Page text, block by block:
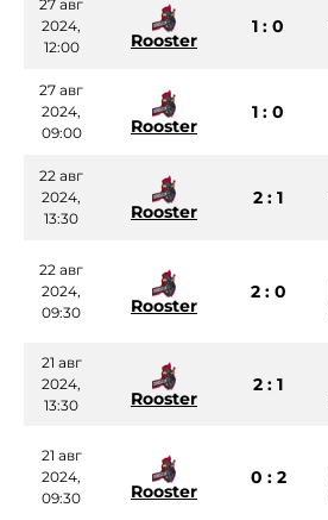
27 авг
2024,
12:00
Rooster
1 : 0
27 авг
2024,
09:00
Rooster
1 : 0
22 авг
2024,
13:30
Rooster
2 : 1
22 авг
2024,
09:30
Rooster
2 : 0
21 авг
2024,
13:30
Rooster
2 : 1
21 авг
2024,
09:30
Rooster
0 : 2